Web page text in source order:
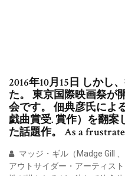
2016年10月15日 しかし
た。 東京国際映画祭が
会です。 佃典彦氏によ
戯曲賞受. 賞作）を翻案
た話題作。 As a
マッジ・ギル（Madge Gill
アウトサイダー・アーティス